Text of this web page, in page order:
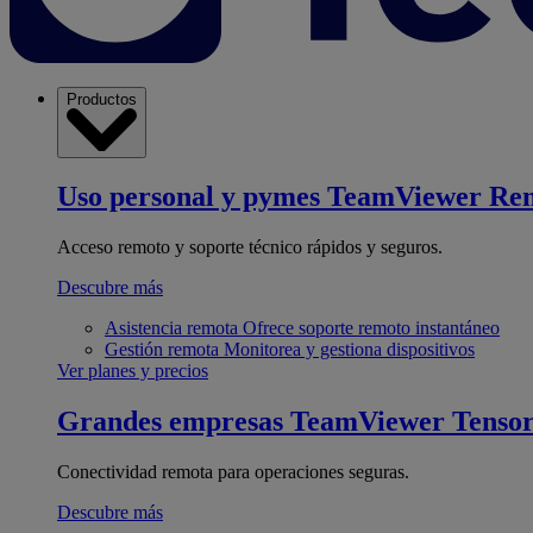
Productos
Uso personal y pymes TeamViewer
Acceso remoto y soporte técnico rápidos y seguros.
Descubre más
Asistencia remota Ofrece soporte remoto instantáneo
Gestión remota Monitorea y gestiona dispositivos
Ver planes y precios
Grandes empresas TeamViewer Tensor
Conectividad remota para operaciones seguras.
Descubre más